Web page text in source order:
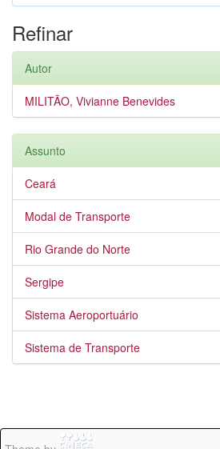
Refinar
Autor
MILITÃO, Vivianne Benevides
Assunto
Ceará
Modal de Transporte
Rio Grande do Norte
Sergipe
Sistema Aeroportuário
Sistema de Transporte